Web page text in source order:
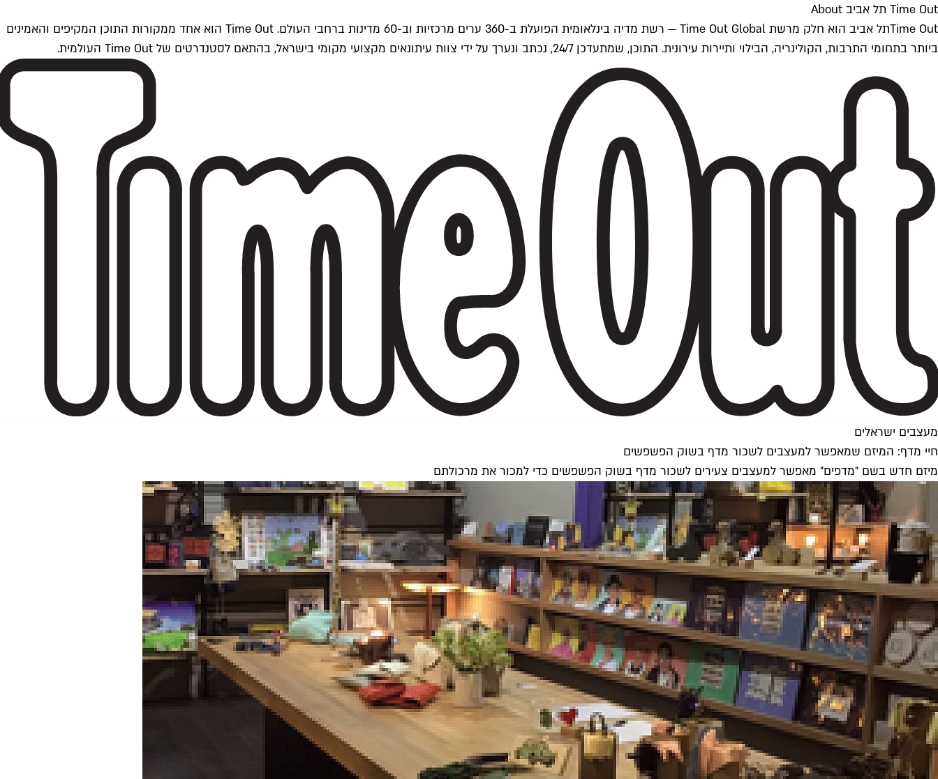
Time Out תל אביב About
Time Outתל אביב הוא חלק מרשת Time Out Global — רשת מדיה בינלאומית הפועלת ב-360 ערים מרכזיות וב-60 מדינות ברחבי העולם. Time Out הוא אחד ממקורות התוכן המקיפים והאמינים
ביותר בתחומי התרבות, הקולינריה, הבילוי ותיירות עירונית. התוכן, שמתעדכן 24/7, נכתב ונערך על ידי צוות עיתונאים מקצועי מקומי בישראל, בהתאם לסטנדרטים של Time Out העולמית.
מעצבים ישראלים
חיי מדף: המיזם שמאפשר למעצבים לשכור מדף בשוק הפשפשים
מיזם חדש בשם "מדפים" מאפשר למעצבים צעירים לשכור מדף בשוק הפשפשים כדי למכור את מרכולתם